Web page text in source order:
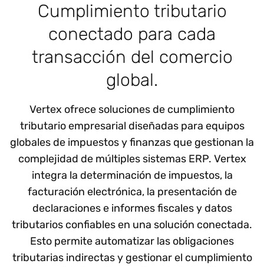
Cumplimiento tributario
conectado para cada
transacción del comercio
global.
Vertex ofrece soluciones de cumplimiento
tributario empresarial diseñadas para equipos
globales de impuestos y finanzas que gestionan la
complejidad de múltiples sistemas ERP. Vertex
integra la determinación de impuestos, la
facturación electrónica, la presentación de
declaraciones e informes fiscales y datos
tributarios confiables en una solución conectada.
Esto permite automatizar las obligaciones
tributarias indirectas y gestionar el cumplimiento